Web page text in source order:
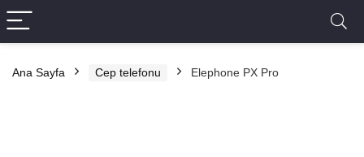
Ana Sayfa Cep telefonu Elephone PX Pro